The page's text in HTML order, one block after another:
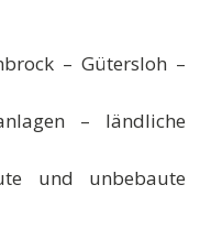
– Gütersloh –
– ländliche
und unbebaute